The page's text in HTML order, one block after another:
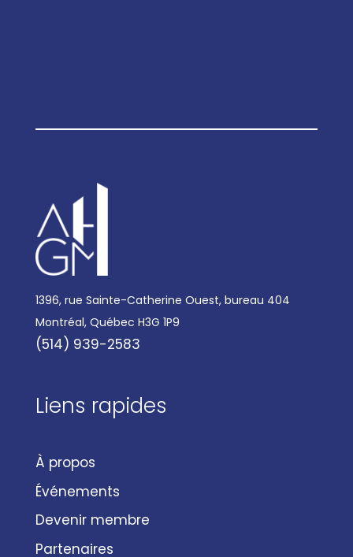
1396, rue Sainte-Catherine Ouest, bureau 404
Montréal, Québec H3G 1P9
(514) 939-2583
Liens rapides
À propos
Événements
Devenir membre
Partenaires